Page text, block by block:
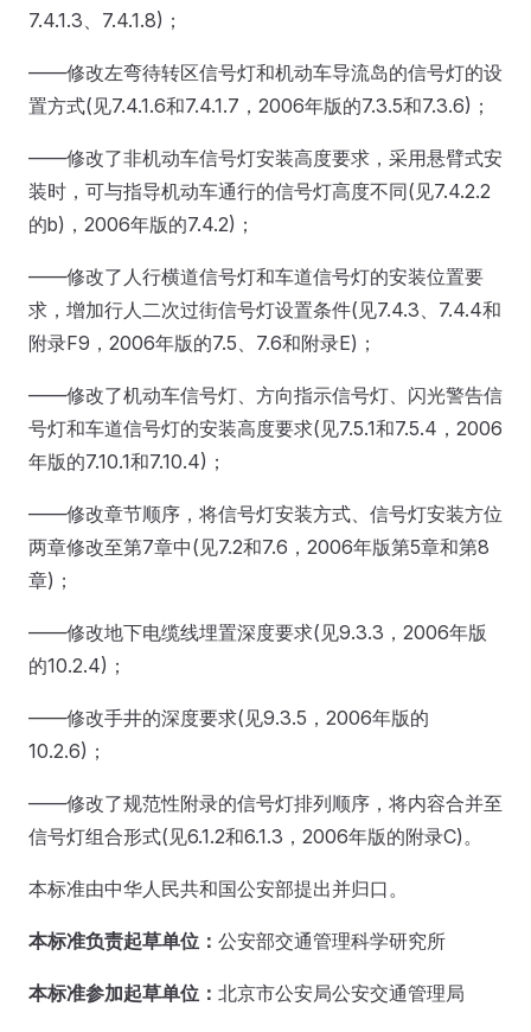
7.4.1.3、7.4.1.8)；
——修改左弯待转区信号灯和机动车导流岛的信号灯的设
置方式(见7.4.1.6和7.4.1.7，2006年版的7.3.5和7.3.6)；
——修改了非机动车信号灯安装高度要求，采用悬臂式安
装时，可与指导机动车通行的信号灯高度不同(见7.4.2.2
的b)，2006年版的7.4.2)；
——修改了人行横道信号灯和车道信号灯的安装位置要
求，增加行人二次过街信号灯设置条件(见7.4.3、7.4.4和
附录F9，2006年版的7.5、7.6和附录E)；
——修改了机动车信号灯、方向指示信号灯、闪光警告信
号灯和车道信号灯的安装高度要求(见7.5.1和7.5.4，2006
年版的7.10.1和7.10.4)；
——修改章节顺序，将信号灯安装方式、信号灯安装方位
两章修改至第7章中(见7.2和7.6，2006年版第5章和第8
章)；
——修改地下电缆线埋置深度要求(见9.3.3，2006年版
的10.2.4)；
——修改手井的深度要求(见9.3.5，2006年版的
10.2.6)；
——修改了规范性附录的信号灯排列顺序，将内容合并至
信号灯组合形式(见6.1.2和6.1.3，2006年版的附录C)。
本标准由中华人民共和国公安部提出并归口。
本标准负责起草单位： 公安部交通管理科学研究所
本标准参加起草单位： 北京市公安局公安交通管理局